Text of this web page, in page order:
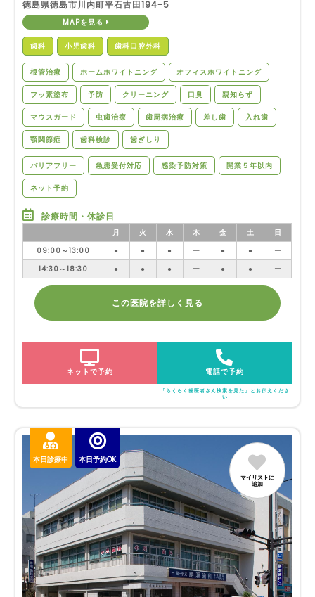
徳島県徳島市川内町平石古田194-5
MAPを見る
歯科 小児歯科 歯科口腔外科
根管治療 ホームホワイトニング オフィスホワイトニング
フッ素塗布 予防 クリーニング 口臭 親知らず
マウスガード 虫歯治療 歯周病治療 差し歯 入れ歯
顎関節症 歯科検診 歯ぎしり
バリアフリー 急患受付対応 感染予防対策 開業５年以内
ネット予約
診療時間・休診日
月 火 水 木 金 土
日
09:00～13:00
● ● ● ー ● ●
ー
14:30～18:30
● ● ● ー ● ● ー
この医院を詳しく見る
ネットで予約 電話で予約
「らくらく歯医者さん検索を見た」とお伝えくださ
い
本日診療中 本日予約OK
マイリストに
追加